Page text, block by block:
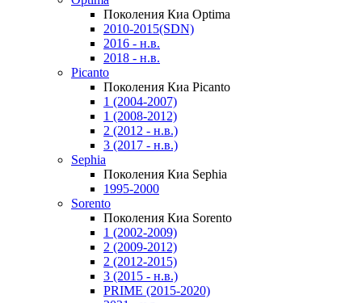
Поколения Киа Optima
2010-2015(SDN)
2016 - н.в.
2018 - н.в.
Picanto
Поколения Киа Picanto
1 (2004-2007)
1 (2008-2012)
2 (2012 - н.в.)
3 (2017 - н.в.)
Sephia
Поколения Киа Sephia
1995-2000
Sorento
Поколения Киа Sorento
1 (2002-2009)
2 (2009-2012)
2 (2012-2015)
3 (2015 - н.в.)
PRIME (2015-2020)